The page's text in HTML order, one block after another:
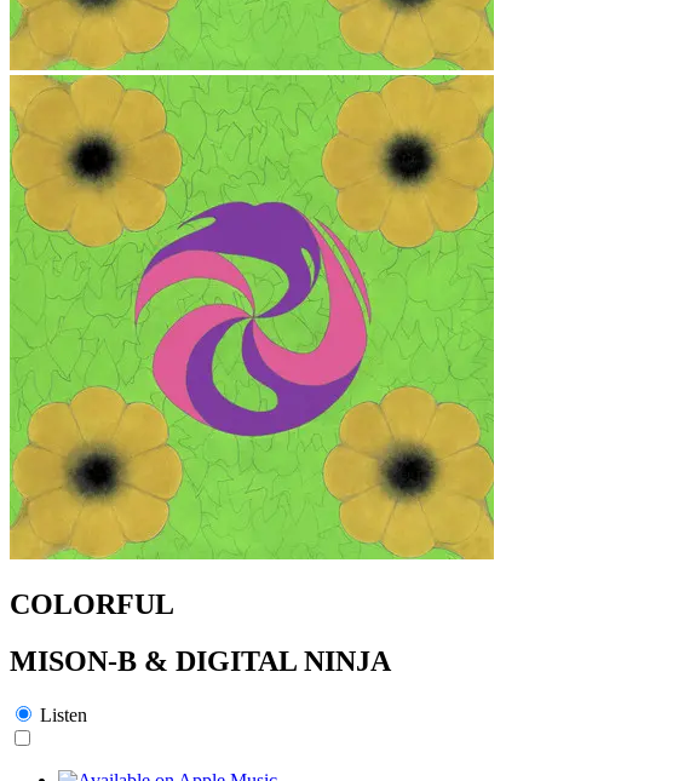
COLORFUL
MISON-B & DIGITAL NINJA
Listen